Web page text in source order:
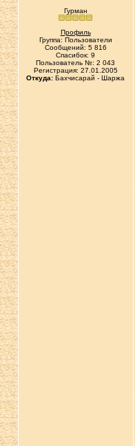
Гурман
Профиль
Группа: Пользователи
Сообщений: 5 816
Спасибок: 9
Пользователь №: 2 043
Регистрация: 27.01.2005
Откуда: Бахчисарай - Шаржа